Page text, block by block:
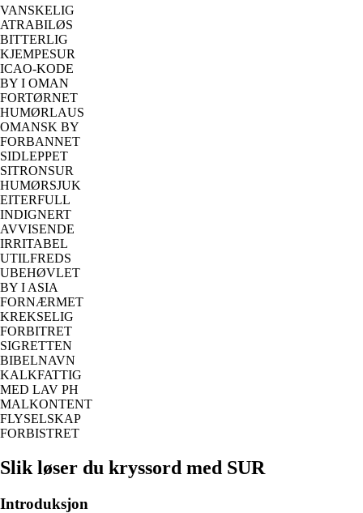
VANSKELIG
ATRABILØS
BITTERLIG
KJEMPESUR
ICAO-KODE
BY I OMAN
FORTØRNET
HUMØRLAUS
OMANSK BY
FORBANNET
SIDLEPPET
SITRONSUR
HUMØRSJUK
EITERFULL
INDIGNERT
AVVISENDE
IRRITABEL
UTILFREDS
UBEHØVLET
BY I ASIA
FORNÆRMET
KREKSELIG
FORBITRET
SIGRETTEN
BIBELNAVN
KALKFATTIG
MED LAV PH
MALKONTENT
FLYSELSKAP
FORBISTRET
Slik løser du kryssord med SUR
Introduksjon